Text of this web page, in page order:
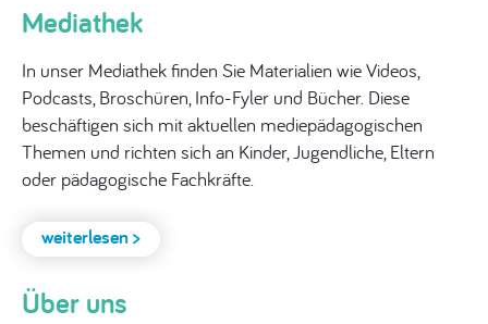
Grafiken und Kreatives gestalten.
Medien-Sprechstunde
Konkrete Fragen zu Medien-Themen werden in der
Sie gerne Ihre eigenen Geräte mit.
Mediathek
In unser Mediathek finden Sie Materialien wie Videos,
Podcasts, Broschüren, Info-Fyler und Bücher. Diese
beschäftigen sich mit aktuellen mediepädagogischen
Themen und richten sich an Kinder, Jugendliche, Eltern
oder pädagogische Fachkräfte.
weiterlesen >
Über uns